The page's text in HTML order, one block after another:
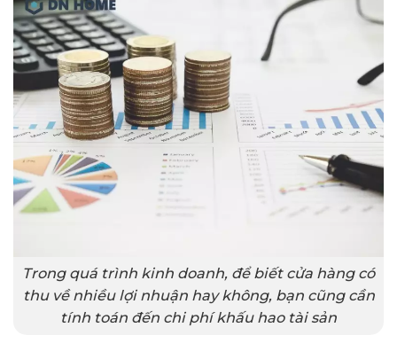
Trong quá trình kinh doanh, để biết cửa hàng có
thu về nhiều lợi nhuận hay không, bạn cũng cần
tính toán đến chi phí khấu hao tài sản